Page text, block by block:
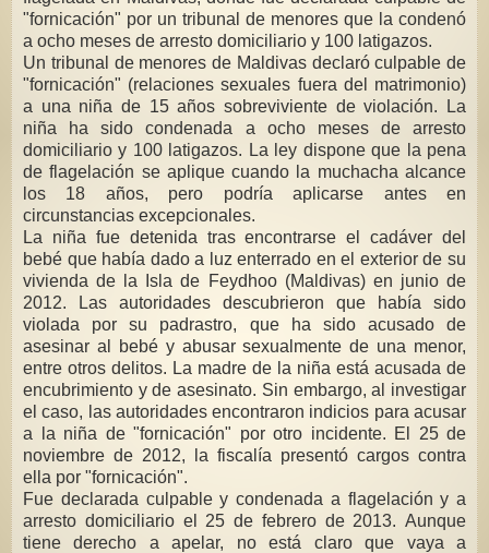
"fornicación" por un tribunal de menores que la condenó
a ocho meses de arresto domiciliario y 100 latigazos.
Un tribunal de menores de Maldivas declaró culpable de
"fornicación" (relaciones sexuales fuera del matrimonio)
a una niña de 15 años sobreviviente de violación. La
niña ha sido condenada a ocho meses de arresto
domiciliario y 100 latigazos. La ley dispone que la pena
de flagelación se aplique cuando la muchacha alcance
los 18 años, pero podría aplicarse antes en
circunstancias excepcionales.
La niña fue detenida tras encontrarse el cadáver del
bebé que había dado a luz enterrado en el exterior de su
vivienda de la Isla de Feydhoo (Maldivas) en junio de
2012. Las autoridades descubrieron que había sido
violada por su padrastro, que ha sido acusado de
asesinar al bebé y abusar sexualmente de una menor,
entre otros delitos. La madre de la niña está acusada de
encubrimiento y de asesinato. Sin embargo, al investigar
el caso, las autoridades encontraron indicios para acusar
a la niña de "fornicación" por otro incidente. El 25 de
noviembre de 2012, la fiscalía presentó cargos contra
ella por "fornicación".
Fue declarada culpable y condenada a flagelación y a
arresto domiciliario el 25 de febrero de 2013. Aunque
tiene derecho a apelar, no está claro que vaya a